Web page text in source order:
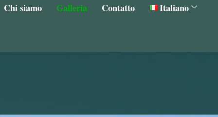
Chi siamo Galleria Contatto Italiano